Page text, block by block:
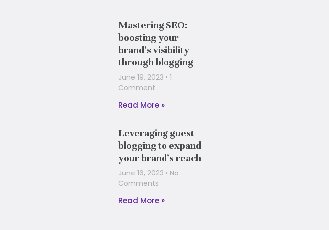
Mastering SEO:
boosting your
brand’s visibility
through blogging
June 19, 2023
1
Comment
Read More »
Leveraging guest
blogging to expand
your brand’s reach
June 16, 2023
No
Comments
Read More »